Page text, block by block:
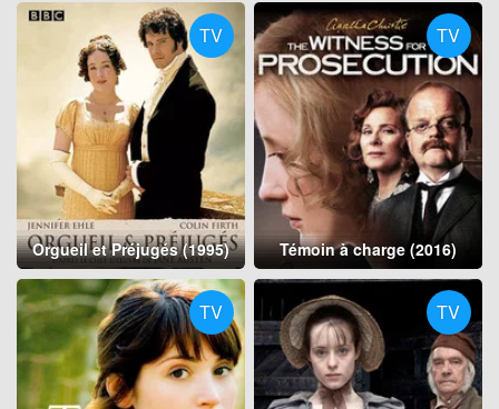
TV
Orgueil et Préjugés (1995)
TV
Témoin à charge (2016)
TV TV